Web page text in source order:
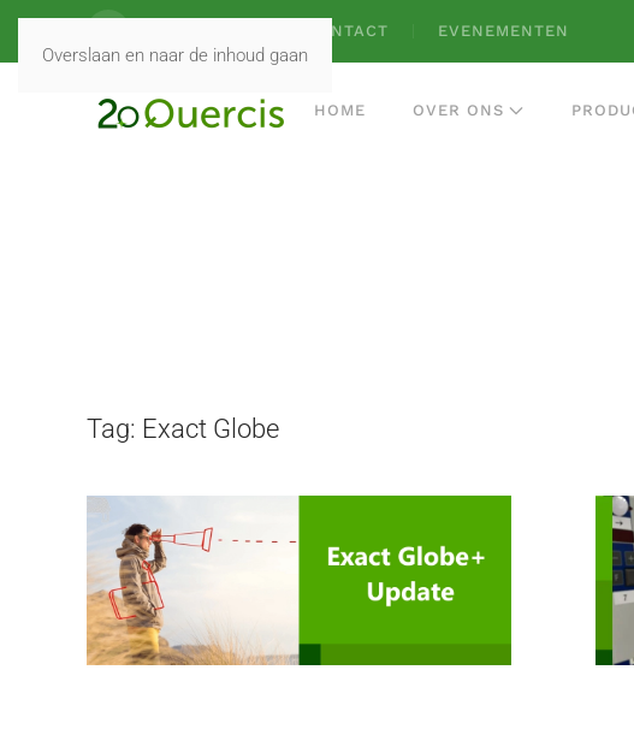
Overslaan en naar de inhoud gaan
CONTACT EVENEMENTEN
HOME OVER ONS
Tag: Exact Globe